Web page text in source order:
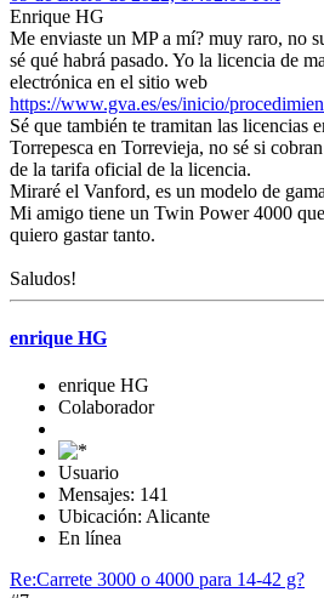
Enrique HG
Me enviaste un MP a mí? muy raro, no
sé qué habrá pasado. Yo la licencia de
electrónica en el sitio web
https://www.gva.es/es/inicio/
Sé que también te tramitan las licencias
Torrepesca en Torrevieja, no sé si
de la tarifa oficial de la licencia.
Miraré el Vanford, es un modelo de
Mi amigo tiene un Twin Power 4000
quiero gastar tanto.
Saludos!
enrique HG
enrique HG
Colaborador
Usuario
Mensajes: 141
Ubicación: Alicante
En línea
Re:Carrete 3000 o 4000 para 14-42 g?